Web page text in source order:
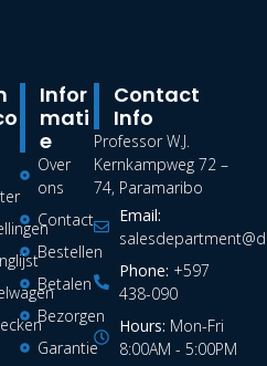
Infor
Mati
E
Over
ons
Contact
Bestellen
Betalen
Bezorgen
Garantie
Contact
Info
Professor W.J.
Kernkampweg 72 –
74, Paramaribo
Email:
Phone: +597
438-090
Hours: Mon-Fri
8:00AM - 5:00PM